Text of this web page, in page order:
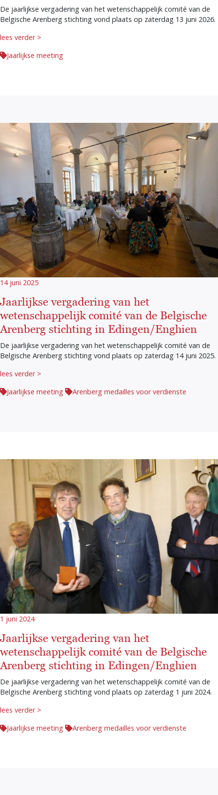
De jaarlijkse vergadering van het wetenschappelijk comité van de
Belgische Arenberg stichting vond plaats op zaterdag 13 juni 2026.
lees verder >
Jaarlijkse meeting
14 juni 2025
Jaarlijkse vergadering van het
wetenschappelijk comité van de Belgische
Arenberg stichting in Edingen/Enghien
De jaarlijkse vergadering van het wetenschappelijk comité van de
Belgische Arenberg stichting vond plaats op zaterdag 14 juni 2025.
lees verder >
Jaarlijkse meeting
Arenberg medailles voor verdienste
1 juni 2024
Jaarlijkse vergadering van het
wetenschappelijk comité van de Belgische
Arenberg stichting in Edingen/Enghien
De jaarlijkse vergadering van het wetenschappelijk comité van de
Belgische Arenberg stichting vond plaats op zaterdag 1 juni 2024.
lees verder >
Jaarlijkse meeting
Arenberg medailles voor verdienste